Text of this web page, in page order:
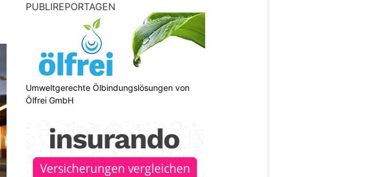
PUBLIREPORTAGEN
Umweltgerechte Ölbindungslösungen von
Ölfrei GmbH